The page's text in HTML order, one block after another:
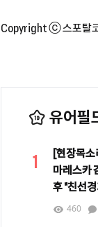
Copyright ⓒ 스포탈코
유어필
1
[현장목
마레스카
후 "친선
중요"
460